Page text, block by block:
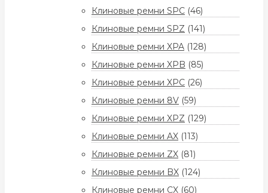
Клиновые ремни SPC (46)
Клиновые ремни SPZ (141)
Клиновые ремни XPA (128)
Клиновые ремни XPB (85)
Клиновые ремни XPC (26)
Клиновые ремни 8V (59)
Клиновые ремни XPZ (129)
Клиновые ремни AX (113)
Клиновые ремни ZX (81)
Клиновые ремни BX (124)
Клиновые ремни CX (60)